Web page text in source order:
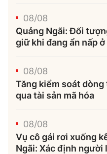
08/08
Quảng Ngãi: Đối
giữ khi đang ẩn nấp
08/08
Tăng kiểm soát
qua tài sản mã hóa
08/08
Vụ cô gái rơi xuống
Ngãi: Xác định người